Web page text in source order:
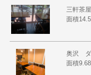
三軒茶
面積
奥沢 ダ
面積